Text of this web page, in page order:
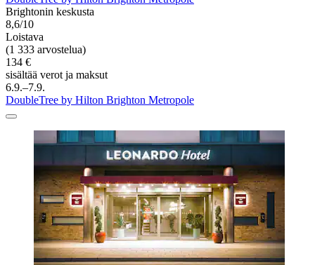
Brightonin keskusta
8,6/10
Loistava
(1 333 arvostelua)
134 €
sisältää verot ja maksut
6.9.–7.9.
DoubleTree by Hilton Brighton Metropole